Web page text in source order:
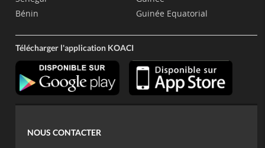
Bénin
Guinée Equatorial
Télécharger l'application KOACI
NOUS CONTACTER